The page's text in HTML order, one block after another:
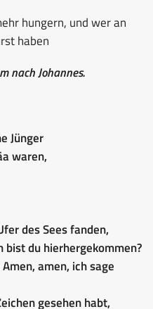
hungern, und wer an
haben
nach Johannes.
Jünger
waren,
des Sees fanden,
du hierhergekommen?
amen, ich sage
gesehen habt,